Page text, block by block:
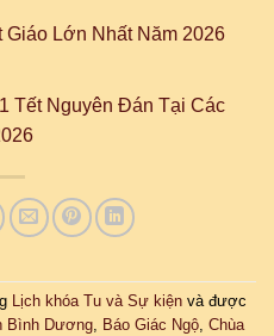
Lớn Nhất Năm 2026
Tết Nguyên Đán Tại Các
Lịch khóa Tu và Sự kiện và được
Bình Dương, Báo Giác Ngộ, Chùa